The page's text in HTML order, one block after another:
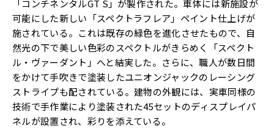
「コンチネンタルGT S」が製作された。車体には新施設が
可能にした新しい「スペクトラフレア」ペイント仕上げが
施されている。これは既存の緑色を進化させたもので、自
然光の下で美しい色彩のスペクトルがきらめく「スペクト
ル・ヴァーダント」へと結実した。さらに、職人が数日間
をかけて手吹きで塗装したユニオンジャックのレーシング
ストライプも配されている。建物の外観には、実車同様の
技術で手作業により塗装された45セットのディスプレイパ
ネルが設置され、彩りを添えている。